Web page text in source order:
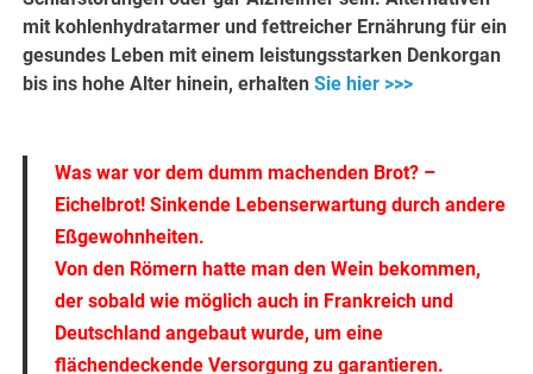
mit kohlenhydratarmer und fettreicher Ernährung für ein
gesundes Leben mit einem leistungsstarken Denkorgan
bis ins hohe Alter hinein, erhaltenSie hier >>>
Was war vor dem dumm machenden Brot? –
Eichelbrot! Sinkende Lebenserwartung durch andere
Eßgewohnheiten.
Von den Römern hatte man den Wein bekommen,
der sobald wie möglich auch in Frankreich und
Deutschland angebaut wurde, um eine
flächendeckende Versorgung zu garantieren.